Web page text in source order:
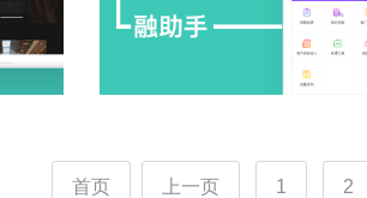
首页 上一页 1 2